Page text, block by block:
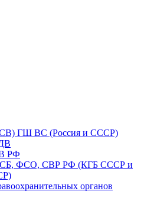
ГШ ВС (Россия и СССР)
РФ
ФСО, СВР РФ (КГБ СССР и
органов